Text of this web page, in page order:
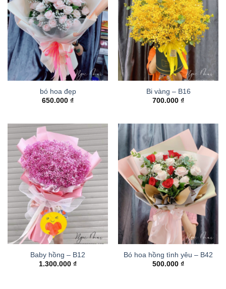
bó hoa đẹp
650.000 ₫
Bi vàng – B16
700.000 ₫
Baby hồng – B12
1.300.000 ₫
Bó hoa hồng tình yêu – B42
500.000 ₫